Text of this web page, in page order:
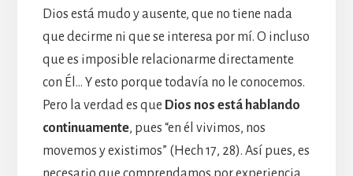
Dios está mudo y ausente, que no tiene nada
que decirme ni que se interesa por mí. O incluso
que es imposible relacionarme directamente
con Él… Y esto porque todavía no le conocemos.
Pero la verdad es que Dios nos está hablando
continuamente, pues “en él vivimos, nos
movemos y existimos” (Hech 17, 28). Así pues, es